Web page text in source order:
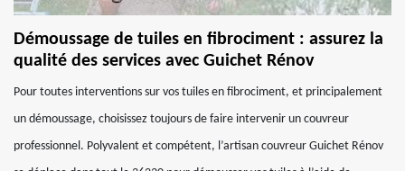
Démoussage de tuiles en fibrociment : assurez la
qualité des services avec Guichet Rénov
Pour toutes interventions sur vos tuiles en fibrociment, et principalement
un démoussage, choisissez toujours de faire intervenir un couvreur
professionnel. Polyvalent et compétent, l’artisan couvreur Guichet Rénov